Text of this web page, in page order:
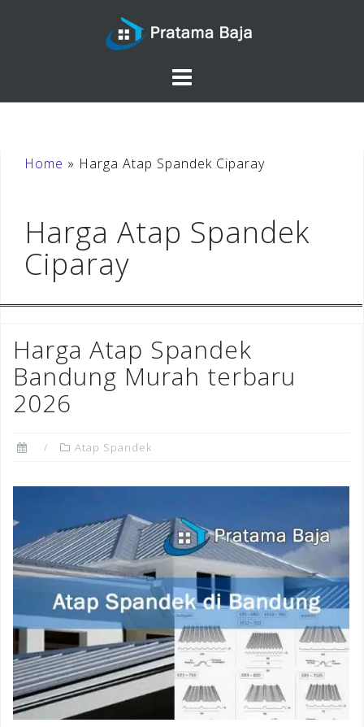
Home » Harga Atap Spandek Ciparay
Harga Atap Spandek
Ciparay
Harga Atap Spandek
Bandung Murah terbaru
2026
Atap Spandek